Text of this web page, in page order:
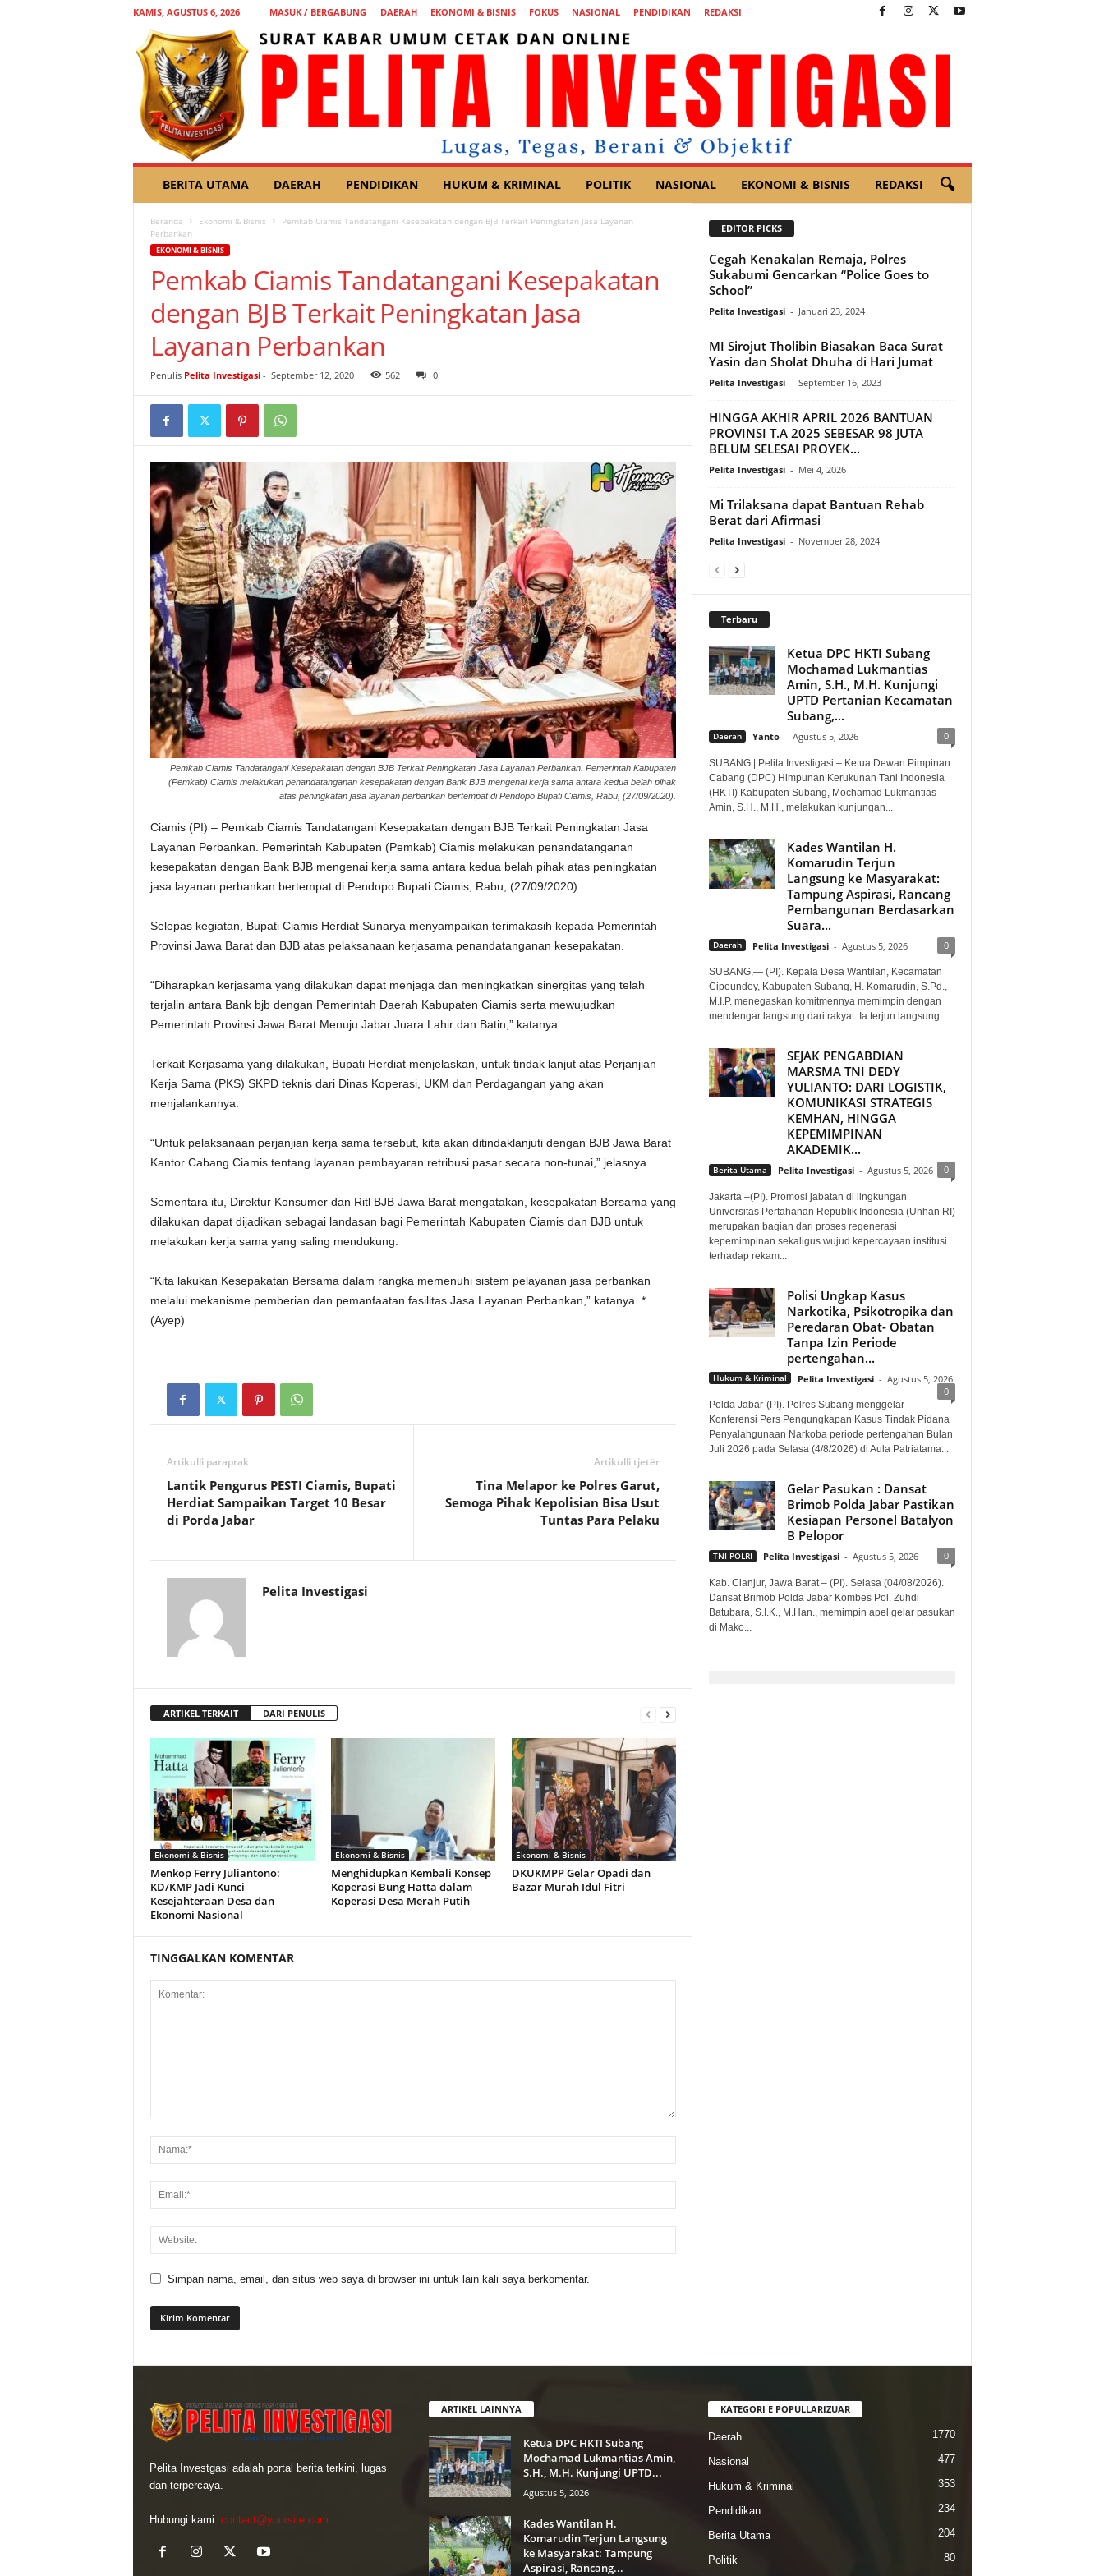
KAMIS, AGUSTUS 6, 2026 MASUK / BERGABUNG DAERAH EKONOMI & BISNIS FOKUS NASIONAL PENDIDIKAN REDAKSI
L
G
I
BERITA UTAMA DAERAH PENDIDIKAN HUKUM & KRIMINAL POLITIK NASIONAL EKONOMI & BISNIS REDAKSI
Beranda Ekonomi & Bisnis
Pemkab Ciamis Tandatangani Kesepakatan dengan BJB Terkait Peningkatan Jasa Layanan
Perbankan
EKONOMI & BISNIS
Pemkab Ciamis Tandatangani Kesepakatan
dengan BJB Terkait Peningkatan Jasa
Layanan Perbankan
Penulis Pelita Investigasi- September 12, 2020 562 0
Pemkab Ciamis Tandatangani Kesepakatan dengan BJB Terkait Peningkatan Jasa Layanan Perbankan. Pemerintah Kabupaten
(Pemkab) Ciamis melakukan penandatanganan kesepakatan dengan Bank BJB mengenai kerja sama antara kedua belah pihak
atas peningkatan jasa layanan perbankan bertempat di Pendopo Bupati Ciamis, Rabu, (27/09/2020).
Ciamis (PI) – Pemkab Ciamis Tandatangani Kesepakatan dengan BJB Terkait Peningkatan Jasa
Layanan Perbankan. Pemerintah Kabupaten (Pemkab) Ciamis melakukan penandatanganan
kesepakatan dengan Bank BJB mengenai kerja sama antara kedua belah pihak atas peningkatan
jasa layanan perbankan bertempat di Pendopo Bupati Ciamis, Rabu, (27/09/2020).
Selepas kegiatan, Bupati Ciamis Herdiat Sunarya menyampaikan terimakasih kepada Pemerintah
Provinsi Jawa Barat dan BJB atas pelaksanaan kerjasama penandatanganan kesepakatan.
“Diharapkan kerjasama yang dilakukan dapat menjaga dan meningkatkan sinergitas yang telah
terjalin antara Bank bjb dengan Pemerintah Daerah Kabupaten Ciamis serta mewujudkan
Pemerintah Provinsi Jawa Barat Menuju Jabar Juara Lahir dan Batin,” katanya.
Terkait Kerjasama yang dilakukan, Bupati Herdiat menjelaskan, untuk tindak lanjut atas Perjanjian
Kerja Sama (PKS) SKPD teknis dari Dinas Koperasi, UKM dan Perdagangan yang akan
menjalankannya.
“Untuk pelaksanaan perjanjian kerja sama tersebut, kita akan ditindaklanjuti dengan BJB Jawa Barat
Kantor Cabang Ciamis tentang layanan pembayaran retribusi pasar secara non-tunai,” jelasnya.
Sementara itu, Direktur Konsumer dan Ritl BJB Jawa Barat mengatakan, kesepakatan Bersama yang
dilakukan dapat dijadikan sebagai landasan bagi Pemerintah Kabupaten Ciamis dan BJB untuk
melakukan kerja sama yang saling mendukung.
“Kita lakukan Kesepakatan Bersama dalam rangka memenuhi sistem pelayanan jasa perbankan
melalui mekanisme pemberian dan pemanfaatan fasilitas Jasa Layanan Perbankan,” katanya. *
(Ayep)
Artikulli paraprak
Lantik Pengurus PESTI Ciamis, Bupati
Herdiat Sampaikan Target 10 Besar
di Porda Jabar
Artikulli tjetër
Tina Melapor ke Polres Garut,
Semoga Pihak Kepolisian Bisa Usut
Tuntas Para Pelaku
Pelita Investigasi
ARTIKEL TERKAIT DARI PENULIS
Ekonomi & Bisnis
Menkop Ferry Juliantono:
KD/KMP Jadi Kunci
Kesejahteraan Desa dan
Ekonomi Nasional
Ekonomi & Bisnis
Menghidupkan Kembali Konsep
Koperasi Bung Hatta dalam
Koperasi Desa Merah Putih
Ekonomi & Bisnis
DKUKMPP Gelar Opadi dan
Bazar Murah Idul Fitri
TINGGALKAN KOMENTAR
Simpan nama, email, dan situs web saya di browser ini untuk lain kali saya berkomentar.
EDITOR PICKS
Cegah Kenakalan Remaja, Polres
Sukabumi Gencarkan “Police Goes to
School”
Pelita Investigasi - Januari 23, 2024
MI Sirojut Tholibin Biasakan Baca Surat
Yasin dan Sholat Dhuha di Hari Jumat
Pelita Investigasi - September 16, 2023
HINGGA AKHIR APRIL 2026 BANTUAN
PROVINSI T.A 2025 SEBESAR 98 JUTA
BELUM SELESAI PROYEK...
Pelita Investigasi - Mei 4, 2026
Mi Trilaksana dapat Bantuan Rehab
Berat dari Afirmasi
Pelita Investigasi - November 28, 2024
Terbaru
Ketua DPC HKTI Subang
Mochamad Lukmantias
Amin, S.H., M.H. Kunjungi
UPTD Pertanian Kecamatan
Subang,...
Daerah Yanto - Agustus 5, 2026 0
SUBANG | Pelita Investigasi – Ketua Dewan Pimpinan
Cabang (DPC) Himpunan Kerukunan Tani Indonesia
(HKTI) Kabupaten Subang, Mochamad Lukmantias
Amin, S.H., M.H., melakukan kunjungan...
Kades Wantilan H.
Komarudin Terjun
Langsung ke Masyarakat:
Tampung Aspirasi, Rancang
Pembangunan Berdasarkan
Suara...
Daerah Pelita Investigasi - Agustus 5, 2026 0
SUBANG,— (PI). Kepala Desa Wantilan, Kecamatan
Cipeundey, Kabupaten Subang, H. Komarudin, S.Pd.,
M.I.P. menegaskan komitmennya memimpin dengan
mendengar langsung dari rakyat. Ia terjun langsung...
SEJAK PENGABDIAN
MARSMA TNI DEDY
YULIANTO: DARI LOGISTIK,
KOMUNIKASI STRATEGIS
KEMHAN, HINGGA
KEPEMIMPINAN
AKADEMIK...
Berita Utama Pelita Investigasi - Agustus 5, 2026 0
Jakarta –(PI). Promosi jabatan di lingkungan
Universitas Pertahanan Republik Indonesia (Unhan RI)
merupakan bagian dari proses regenerasi
kepemimpinan sekaligus wujud kepercayaan institusi
terhadap rekam...
Polisi Ungkap Kasus
Narkotika, Psikotropika dan
Peredaran Obat- Obatan
Tanpa Izin Periode
pertengahan...
Hukum & Kriminal Pelita Investigasi - Agustus 5, 2026
0
Polda Jabar-(PI). Polres Subang menggelar
Konferensi Pers Pengungkapan Kasus Tindak Pidana
Penyalahgunaan Narkoba periode pertengahan Bulan
Juli 2026 pada Selasa (4/8/2026) di Aula Patriatama...
Gelar Pasukan : Dansat
Brimob Polda Jabar Pastikan
Kesiapan Personel Batalyon
B Pelopor
TNI-POLRI Pelita Investigasi - Agustus 5, 2026 0
Kab. Cianjur, Jawa Barat – (PI). Selasa (04/08/2026).
Dansat Brimob Polda Jabar Kombes Pol. Zuhdi
Batubara, S.I.K., M.Han., memimpin apel gelar pasukan
di Mako...
Pelita Investgasi adalah portal berita terkini, lugas
dan terpercaya.
Hubungi kami: contact@yoursite.com
ARTIKEL LAINNYA
Ketua DPC HKTI Subang
Mochamad Lukmantias Amin,
S.H., M.H. Kunjungi UPTD...
Agustus 5, 2026
Kades Wantilan H.
Komarudin Terjun Langsung
ke Masyarakat: Tampung
Aspirasi, Rancang...
KATEGORI E POPULLARIZUAR
Daerah 1770
Nasional 477
Hukum & Kriminal 353
Pendidikan 234
Berita Utama 204
Politik 80